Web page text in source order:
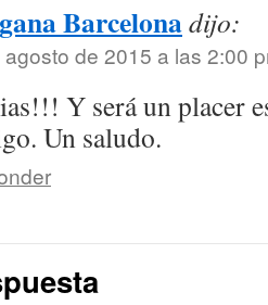
Barcelonadijo:
de 2015 a las 2:00
Y será un placer
Un saludo.